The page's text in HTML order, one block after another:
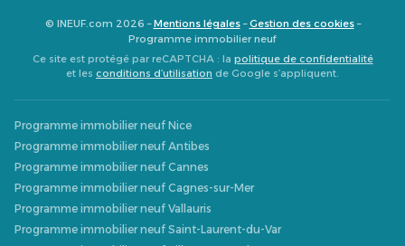
© INEUF.com 2026 –Mentions légales–Gestion des cookies–
Programme immobilier neuf
Ce site est protégé par reCAPTCHA : la politique de confidentialité
et les conditions d’utilisation de Google s’appliquent.
Programme immobilier neuf Nice
Programme immobilier neuf Antibes
Programme immobilier neuf Cannes
Programme immobilier neuf Cagnes-sur-Mer
Programme immobilier neuf Vallauris
Programme immobilier neuf Saint-Laurent-du-Var